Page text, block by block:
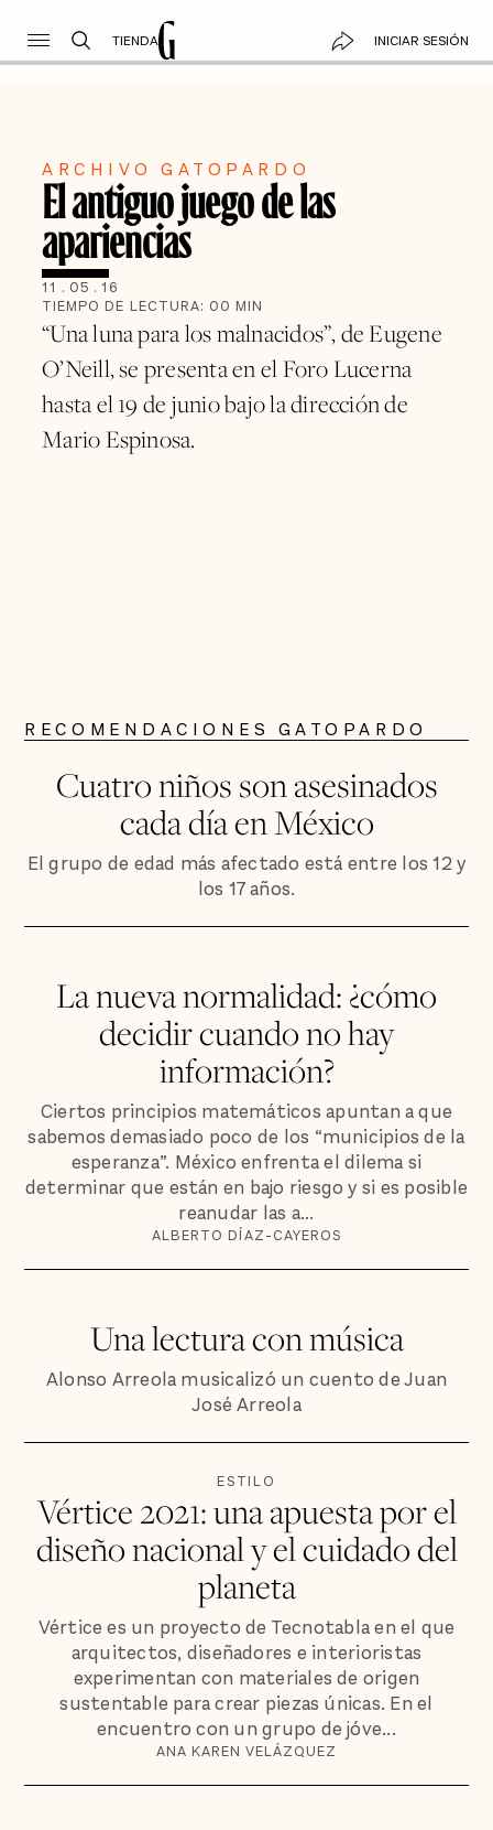
TIENDA INICIAR SESIÓN
ARCHIVO GATOPARDO
El antiguo juego de las
apariencias
11 . 05 . 16
TIEMPO DE LECTURA: 00 MIN
“Una luna para los malnacidos”, de Eugene
O’Neill, se presenta en el Foro Lucerna
hasta el 19 de junio bajo la dirección de
Mario Espinosa.
RECOMENDACIONES GATOPARDO
Cuatro niños son asesinados
cada día en México
El grupo de edad más afectado está entre los 12 y
los 17 años.
La nueva normalidad: ¿cómo
decidir cuando no hay
información?
Ciertos principios matemáticos apuntan a que
sabemos demasiado poco de los “municipios de la
esperanza”. México enfrenta el dilema si
determinar que están en bajo riesgo y si es posible
reanudar las a...
ALBERTO DÍAZ-CAYEROS
Una lectura con música
Alonso Arreola musicalizó un cuento de Juan
José Arreola
ESTILO
Vértice 2021: una apuesta por el
diseño nacional y el cuidado del
planeta
Vértice es un proyecto de Tecnotabla en el que
arquitectos, diseñadores e interioristas
experimentan con materiales de origen
sustentable para crear piezas únicas. En el
encuentro con un grupo de jóve...
ANA KAREN VELÁZQUEZ